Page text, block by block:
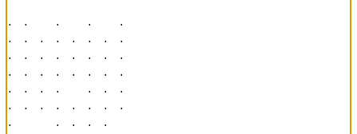
· ·   ·   ·   ·
· · · · · · · ·
· · · · · · · ·
· · · · · · · ·
· · · ·   · · ·
· · · · · · · ·
·     · · · ·